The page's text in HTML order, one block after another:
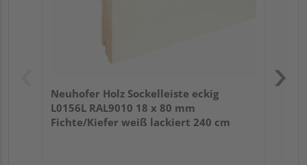
Neuhofer Holz Sockelleiste eckig
L0156L RAL9010 18 x 80 mm
Fichte/Kiefer weiß lackiert 240 cm